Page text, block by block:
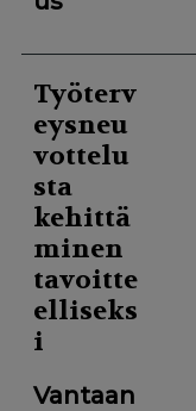
Työterv
eysneu
vottelu
sta
kehittä
minen
tavoitte
elliseks
i
Vantaan